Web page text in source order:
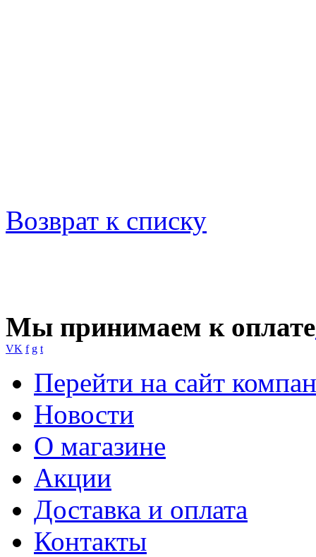
Возврат к списку
Мы принимаем к оплате
VK f g t
Перейти на сайт
Новости
О магазине
Акции
Доставка и оплата
Контакты